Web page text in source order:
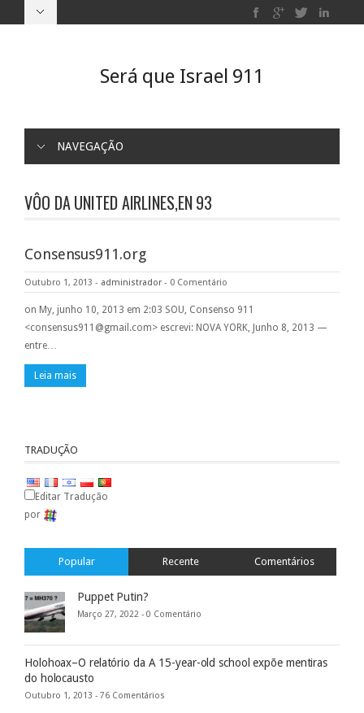
Será que Israel 911
NAVEGAÇÃO
VÔO DA UNITED AIRLINES,EN 93
Consensus911.org
Outubro 1, 2013 - administrador - 0 Comentário
on My, junho 10, 2013 em 2:03 SOU, Consenso 911
<consensus911@gmail.com> escrevi: NOVA YORK, Junho 8, 2013 —
entre…
Leia mais
TRADUÇÃO
Editar Tradução
por
Popular Recente Comentários
Puppet Putin?
Março 27, 2022 - 0 Comentário
Holohoax–O relatório da A 15-year-old school expõe mentiras
do holocausto
Outubro 1, 2013 - 76 Comentários